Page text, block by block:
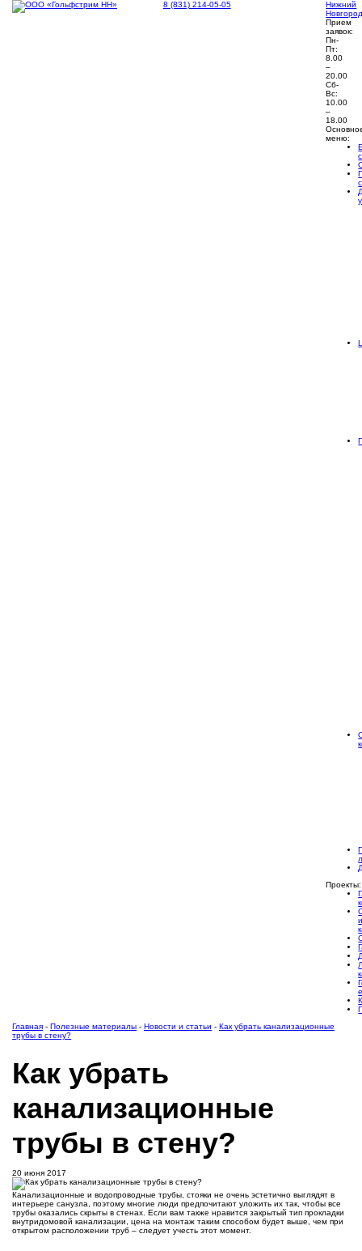
8 (831) 214-05-05
Нижний
Прием
заявок:
Пн-
Пт:
8.00
–
20.00
Сб-
Вс:
10.00
–
18.00
меню:
Проекты:
Главная - Полезные материалы - Новости и статьи - Как убрать канализационные
трубы в стену?
Как убрать
канализационные
трубы в стену?
20 июня 2017
Канализационные и водопроводные трубы, стояки не очень эстетично выглядят в
интерьере санузла, поэтому многие люди предпочитают уложить их так, чтобы все
трубы оказались скрыты в стенах. Если вам также нравится закрытый тип прокладки
внутридомовой канализации, цена на монтаж таким способом будет выше, чем при
открытом расположении труб – следует учесть этот момент.